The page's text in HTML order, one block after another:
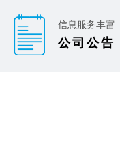
信息服务丰富
公司公告